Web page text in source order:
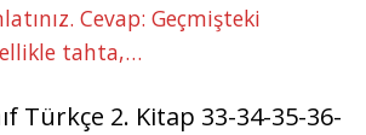
Cevap: Geçmişteki
tahta,…
Türkçe 2. Kitap 33-34-35-36-